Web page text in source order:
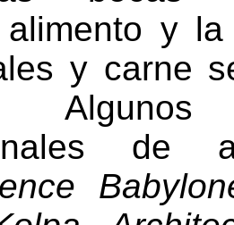
alimento y la
y carne
Algunos
de